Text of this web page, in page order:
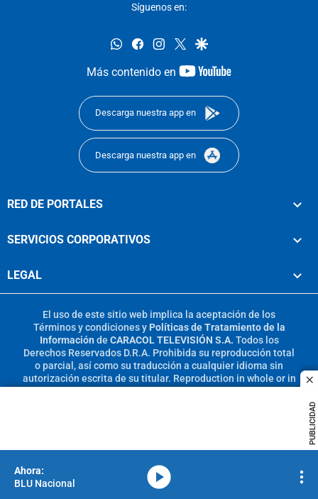
PUBLICIDAD
Síguenos en:
whatsappfacebookinstagram
twittergoogle
Más contenido en
youtube-
Descarga nuestra app en
Descarga nuestra app en
RED DE PORTALES
SERVICIOS CORPORATIVOS
LEGAL
El uso de este sitio web implica la aceptación de los
Términos y condicionesy Políticas de Tratamiento de la
Información de CARACOL TELEVISIÓN S.A. Todos los
Derechos Reservados D.R.A. Prohibida su reproducción total
o parcial, así como su traducción a cualquier idioma sin
autorización escrita de su titular. Reproduction in whole or in
BLU Nacional